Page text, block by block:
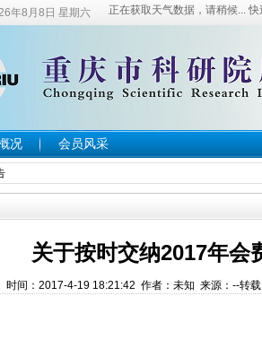
年8月8日 星期六
况 会员风采
关于按时交纳2017年会
时间：2017-4-19 18:21:42 作者：未知 来源：--转